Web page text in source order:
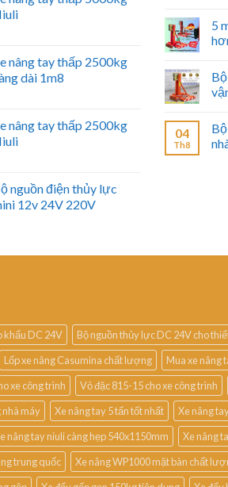
nâng tay thấp 2500kg
dài 1m8
nâng tay thấp 2500kg
nguồn điện thủy lực
12v 24V 220V
5
04
Th8
khẩu DC 24V
Bộ nguồn thủy lực DC 24V cho
Lốp xe nâng Casumina chất lượng
Mua xe nâng
xe công trình Vỏ đặc 815-15 cho xe công trình
nhà máy Xe nâng tay 5 tấn tốt nhất
Xe nâng
nâng tay niuli càng hẹp 540x1150mm
Xe nâng
trung quốc Xe nâng WP1000 mặt bàn chất